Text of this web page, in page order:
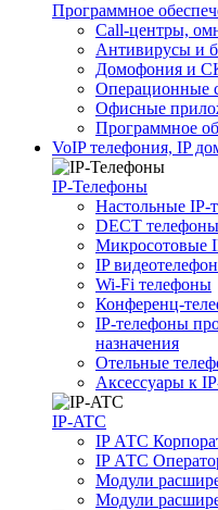
Программное
Call-центры,
Антивирусы и
Домофония и
Операционные
Офисные
Программное
VoIP телефония, IP
IP-Телефоны
Настольные IP-
DECT
Микросотовые
IP
Wi-Fi телефоны
Конференц-
IP-телефоны
назначения
Отельные
Аксессуары к
IP-ATC
IP АТС
IP АТС
Модули
Модули